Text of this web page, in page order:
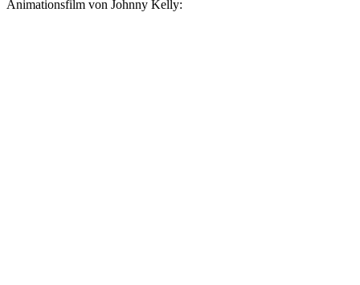
Animationsfilm von Johnny Kelly: